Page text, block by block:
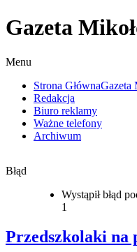
Gazeta
Menu
Strona GłównaGazeta
Redakcja
Biuro reklamy
Ważne telefony
Archiwum
Błąd
Wystąpił błąd
1
Przedszkolaki na